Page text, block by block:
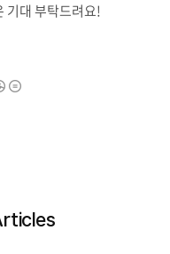
기대 부탁드려요!